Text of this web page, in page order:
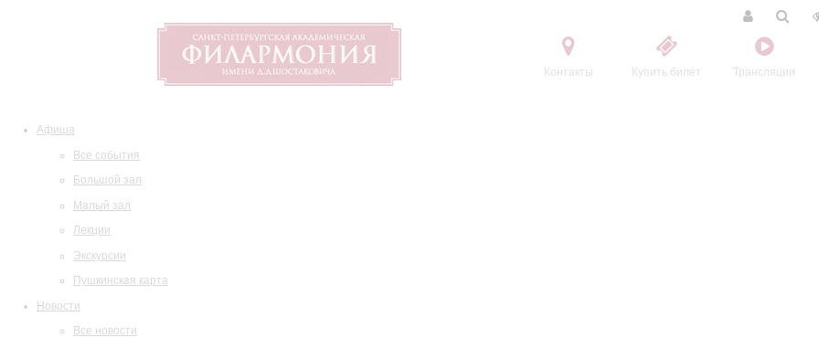
Контакты Купить билет Трансляции
Афиша
Все события
Большой зал
Малый зал
Лекции
Экскурсии
Пушкинская карта
Новости
Все новости